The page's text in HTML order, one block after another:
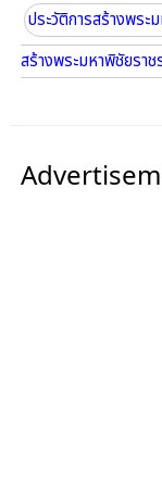
ประวัติการสร้างพระ
สร้างพระมหาพิชัยราช